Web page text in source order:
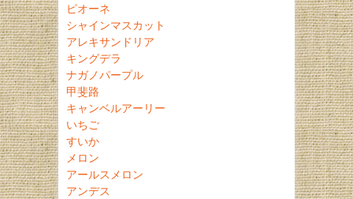
ピオーネ
シャインマスカット
アレキサンドリア
キングデラ
ナガノパープル
甲斐路
キャンベルアーリー
いちご
すいか
メロン
アールスメロン
アンデス